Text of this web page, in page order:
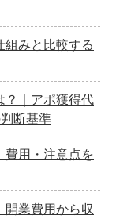
みと比較する
？｜アポ獲得代
断基準
費用・注意点を
開業費用から収